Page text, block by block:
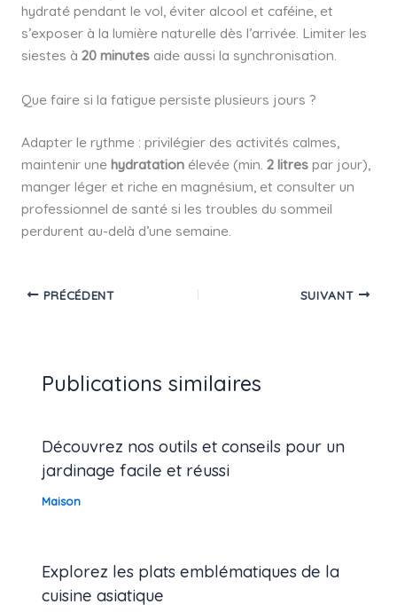
hydraté pendant le vol, éviter alcool et caféine, et
s’exposer à la lumière naturelle dès l’arrivée. Limiter les
siestes à 20 minutesaide aussi la synchronisation.
Que faire si la fatigue persiste plusieurs jours ?
Adapter le rythme : privilégier des activités calmes,
maintenir une hydratationélevée (min. 2 litrespar jour),
manger léger et riche en magnésium, et consulter un
professionnel de santé si les troubles du sommeil
perdurent au-delà d’une semaine.
PRÉCÉDENT SUIVANT
Publications similaires
Découvrez nos outils et conseils pour un
jardinage facile et réussi
Maison
Explorez les plats emblématiques de la
cuisine asiatique